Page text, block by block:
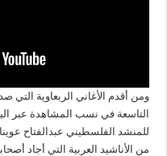
ومن أقدم الأغاني الربعاوية التي
التاسعة في نسب المشاهدة عبر
من الأناشيد العربية التي أجاد